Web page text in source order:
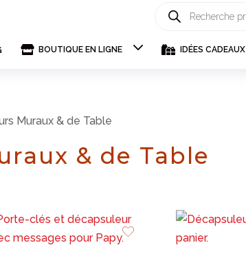
Recherche
de
 BOUTIQUE EN LIGNE  IDÉES CADEAUX
Muraux & de Table
& de Table